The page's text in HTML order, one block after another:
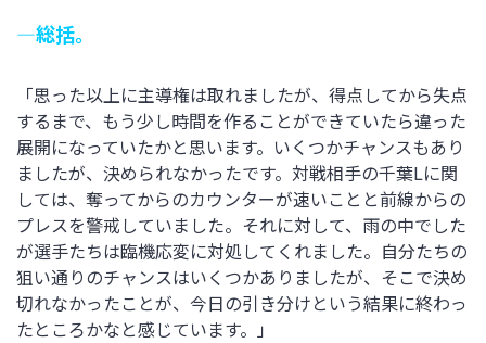
―総括。
「思った以上に主導権は取れましたが、得点してから失点
するまで、もう少し時間を作ることができていたら違った
展開になっていたかと思います。いくつかチャンスもあり
ましたが、決められなかったです。対戦相手の千葉Lに関
しては、奪ってからのカウンターが速いことと前線からの
プレスを警戒していました。それに対して、雨の中でした
が選手たちは臨機応変に対処してくれました。自分たちの
狙い通りのチャンスはいくつかありましたが、そこで決め
切れなかったことが、今日の引き分けという結果に終わっ
たところかなと感じています。」